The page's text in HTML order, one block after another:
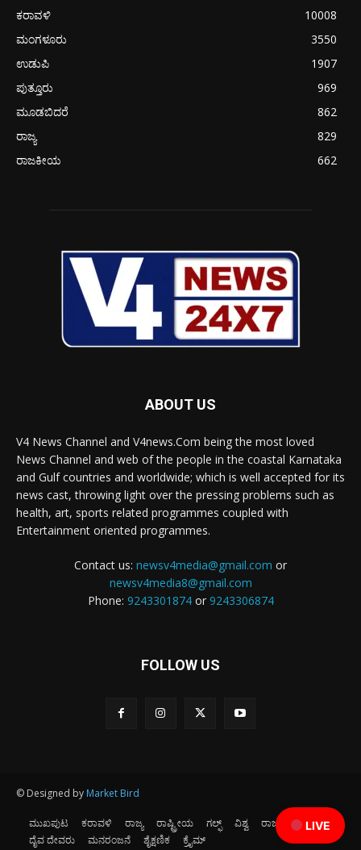
LIVE
ಕರಾವಳಿ
10008
ಮಂಗಳೂರು
3550
ಉಡುಪಿ
1907
ಪುತ್ತೂರು
969
ಮೂಡಬಿದರೆ
862
ರಾಜ್ಯ
829
ರಾಜಕೀಯ
662
ABOUT US
V4 News Channel and V4news.Com being the most loved
News Channel and web of the people in the coastal Karnataka
and Gulf countries and worldwide; which is well accepted for its
news cast, throwing light over the pressing problems such as
health, art, sports related programmes coupled with
Entertainment oriented programmes.
Contact us: newsv4media@gmail.com or
newsv4media8@gmail.com
Phone: 9243301874or 9243306874
FOLLOW US
© Designed by Market Bird
ಮುಖಪುಟ ಕರಾವಳಿ ರಾಜ್ಯ ರಾಷ್ಟ್ರೀಯ ಗಲ್ಫ್ ವಿಶ್ವ ರಾಜಕೀಯ
ಕ್ರೀಡೆ
ದೈವ ದೇವರು
ಮನರಂಜನೆ ಶೈಕ್ಷಣಿಕ ಕ್ರೈಮ್